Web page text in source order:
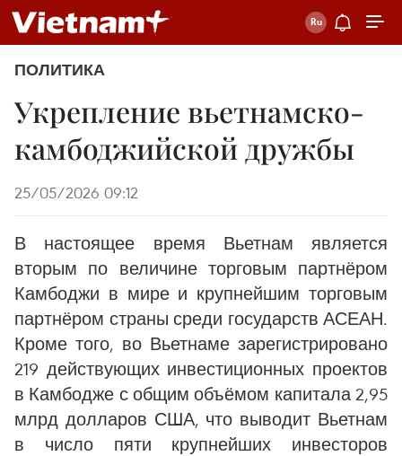
ПОЛИТИКА
Укрепление вьетнамско-
камбоджийской дружбы
25/05/2026 09:12
В настоящее время Вьетнам является
вторым по величине торговым партнёром
Камбоджи в мире и крупнейшим торговым
партнёром страны среди государств АСЕАН.
Кроме того, во Вьетнаме зарегистрировано
219 действующих инвестиционных проектов
в Камбодже с общим объёмом капитала 2,95
млрд долларов США, что выводит Вьетнам
в число пяти крупнейших инвесторов